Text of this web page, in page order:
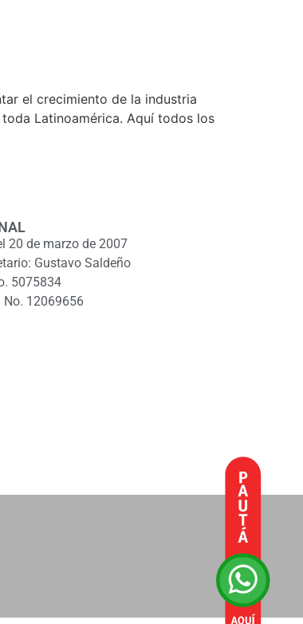
el crecimiento de la industria
Latinoamérica. Aquí todos los
20 de marzo de 2007
Gustavo Saldeño
5075834
No. 12069656